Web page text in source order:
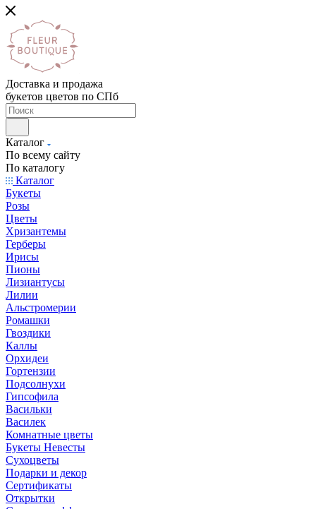
Доставка и продажа
букетов цветов по СПб
Каталог
По всему сайту
По каталогу
Каталог
Букеты
Розы
Цветы
Хризантемы
Герберы
Ирисы
Пионы
Лизиантусы
Лилии
Альстромерии
Ромашки
Гвоздики
Каллы
Орхидеи
Гортензии
Подсолнухи
Гипсофила
Васильки
Василек
Комнатные цветы
Букеты Невесты
Сухоцветы
Подарки и декор
Сертификаты
Открытки